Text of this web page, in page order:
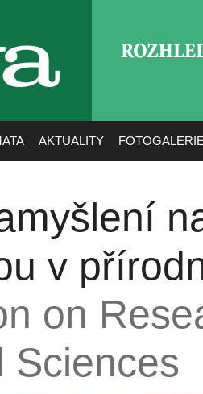
AKTUALITY
v
on
Sciences